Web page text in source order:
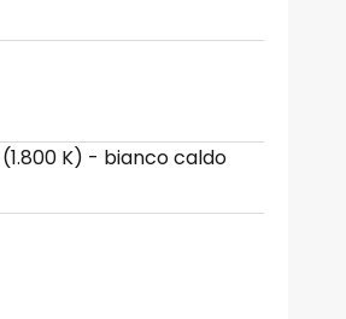
K) - bianco caldo